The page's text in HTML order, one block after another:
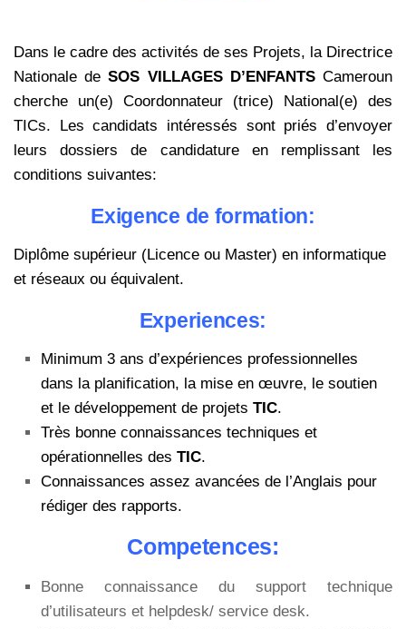
Dans le cadre des activités de ses Projets, la Directrice
Nationale deSOS VILLAGES D’ENFANTSCameroun
cherche un(e) Coordonnateur (trice) National(e) des
TICs. Les candidats intéressés sont priés d’envoyer
leurs dossiers de candidature en remplissant les
conditions suivantes:
Exigence de formation:
Diplôme supérieur (Licence ou Master) en informatique
et réseaux ou équivalent.
Experiences:
Minimum 3 ans d’expériences professionnelles
dans la planification, la mise en œuvre, le soutien
et le développement de projets TIC.
Très bonne connaissances techniques et
opérationnelles des TIC.
Connaissances assez avancées de l’Anglais pour
rédiger des rapports.
Competences:
Bonne connaissance du support technique
d’utilisateurs et helpdesk/ service desk.